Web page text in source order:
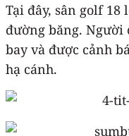
Tại đây, sân golf
đường băng. Người
bay và được cảnh
hạ cánh.